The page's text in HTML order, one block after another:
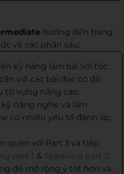
hướng đến trang
về các phần sau:
kỹ năng làm bài với tốc
với các bài đọc có độ
từ vựng nâng cao.
kỹ năng nghe và làm
có nhiều yếu tố đánh lạc
quen với Part 3 và tiếp
part 1 & Speaking part 2.
để mở rộng ý tốt hơn và